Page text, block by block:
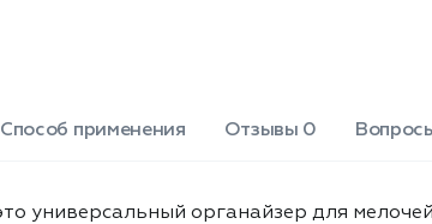
Способ применения Отзывы 0
универсальный органайзер для